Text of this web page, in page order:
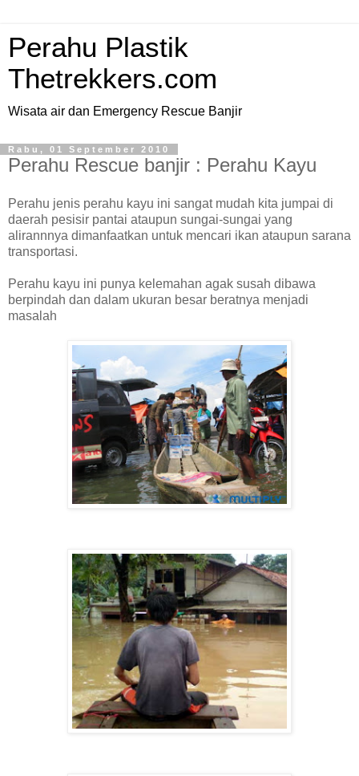
Perahu Plastik
Thetrekkers.com
Wisata air dan Emergency Rescue Banjir
Rabu, 01 September 2010
Perahu Rescue banjir : Perahu Kayu
Perahu jenis perahu kayu ini sangat mudah kita jumpai di
daerah pesisir pantai ataupun sungai-sungai yang
alirannnya dimanfaatkan untuk mencari ikan ataupun sarana
transportasi.
Perahu kayu ini punya kelemahan agak susah dibawa
berpindah dan dalam ukuran besar beratnya menjadi
masalah